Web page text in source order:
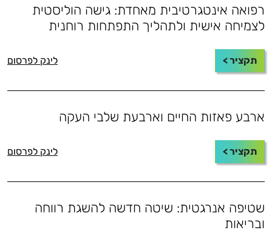
רפואה אינטגרטיבית מאחדת: גישה הוליסטית
לצמיחה אישית ולתהליך התפתחות רוחנית
תקציר > לינק לפרסום
ארבע פאזות החיים וארבעת שלבי העקה
תקציר > לינק לפרסום
שטיפה אנרגטית: שיטה חדשה להשגת רווחה
ובריאות